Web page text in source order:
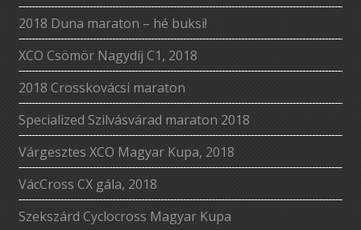
2018 Duna maraton – hé buksi!
XCO Csömör Nagydíj C1, 2018
2018 Crosskovácsi maraton
Specialized Szilvásvárad maraton 2018
Várgesztes XCO Magyar Kupa, 2018
VácCross CX gála, 2018
Szekszárd Cyclocross Magyar Kupa